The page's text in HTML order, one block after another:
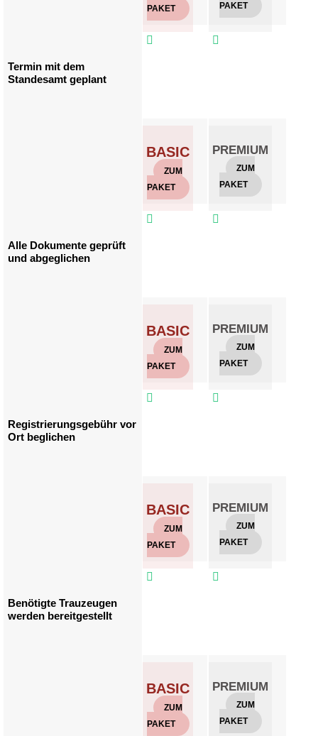
Termin mit dem
Standesamt geplant
PAKET

PAKET

Alle Dokumente geprüft
und abgeglichen
BASIC
ZUM
PAKET

PREMIUM
ZUM
PAKET

Registrierungsgebühr vor
Ort beglichen
BASIC
ZUM
PAKET

PREMIUM
ZUM
PAKET

Benötigte Trauzeugen
werden bereitgestellt
BASIC
ZUM
PAKET

PREMIUM
ZUM
PAKET

BASIC
ZUM
PAKET
PREMIUM
ZUM
PAKET